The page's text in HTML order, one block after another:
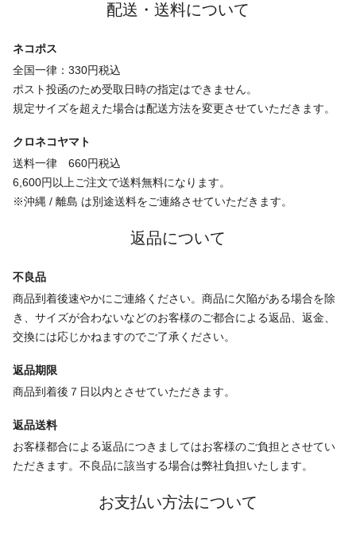
配送・送料について
ネコポス
全国一律：330円税込
ポスト投函のため受取日時の指定はできません。
規定サイズを超えた場合は配送方法を変更させていただきます。
クロネコヤマト
送料一律 660円税込
6,600円以上ご注文で送料無料になります。
※沖縄 / 離島 は別途送料をご連絡させていただきます。
返品について
不良品
商品到着後速やかにご連絡ください。商品に欠陥がある場合を除
き、サイズが合わないなどのお客様のご都合による返品、返金、
交換には応じかねますのでご了承ください。
返品期限
商品到着後７日以内とさせていただきます。
返品送料
お客様都合による返品につきましてはお客様のご負担とさせてい
ただきます。不良品に該当する場合は弊社負担いたします。
お支払い方法について